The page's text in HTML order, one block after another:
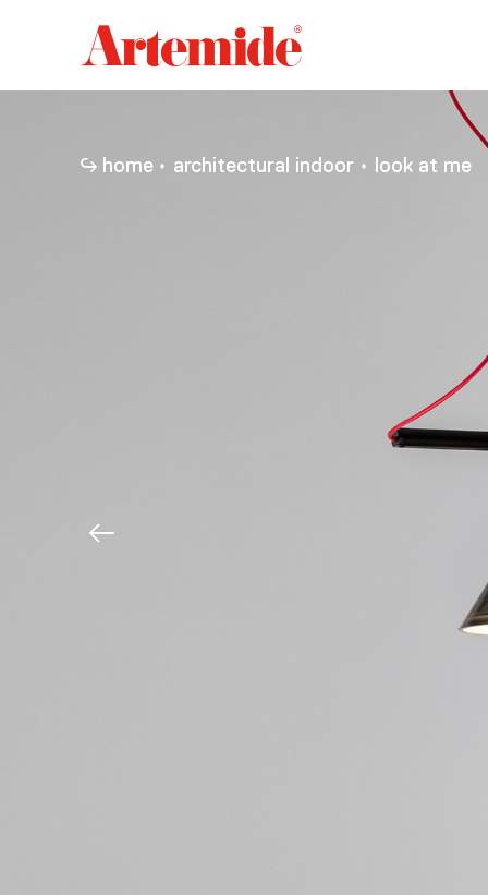
Artemide
home
home architectural indoor look at me